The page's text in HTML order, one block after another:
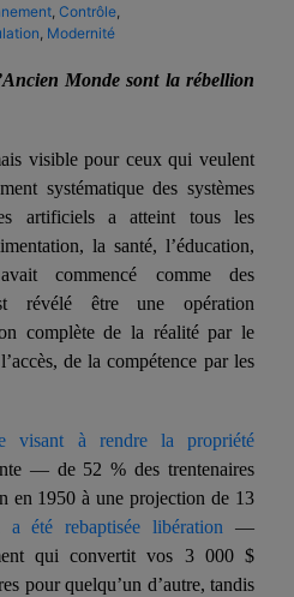
Contrôle
Modernité
Monde sont la rébellion
visible pour ceux qui veulent
systématique des systèmes
artificiels a atteint tous les
la santé, l’éducation,
commencé comme des
révélé être une opération
complète de la réalité par le
de la compétence par les
visant à rendre la propriété
e — de 52 % des trentenaires
en 1950 à une projection de 13
a été rebaptisée libération —
qui convertit vos 3 000 $
pour quelqu’un d’autre, tandis